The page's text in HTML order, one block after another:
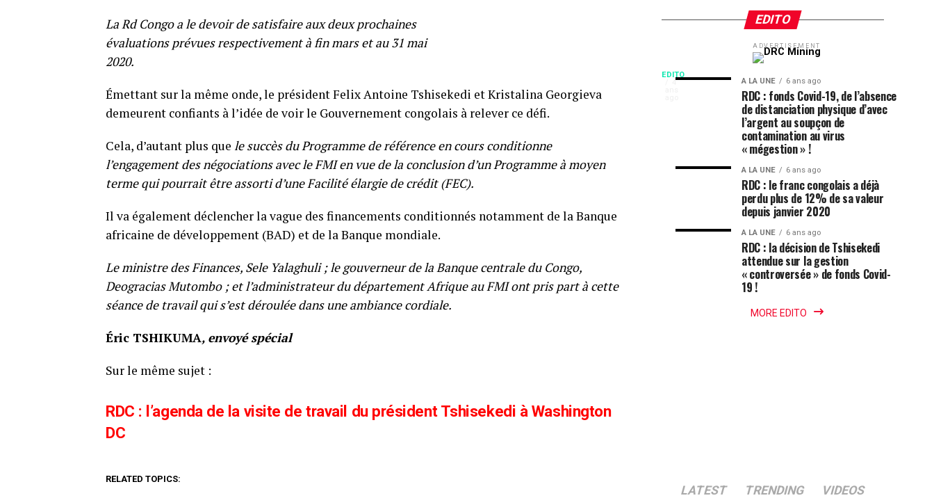
La Rd Congo a le devoir de satisfaire aux deux prochaines
évaluations prévues respectivement à fin mars et au 31 mai
2020.
Émettant sur la même onde, le président Felix Antoine Tshisekedi et Kristalina Georgieva
demeurent confiants à l’idée de voir le Gouvernement congolais à relever ce défi.
Cela, d’autant plus que le succès du Programme de référence en cours conditionne
l’engagement des négociations avec le FMI en vue de la conclusion d’un Programme à moyen
terme qui pourrait être assorti d’une Facilité élargie de crédit (FEC).
Il va également déclencher la vague des financements conditionnés notamment de la Banque
africaine de développement (BAD) et de la Banque mondiale.
Le ministre des Finances, Sele Yalaghuli ; le gouverneur de la Banque centrale du Congo,
Deogracias Mutombo ; et l’administrateur du département Afrique au FMI ont pris part à cette
séance de travail qui s’est déroulée dans une ambiance cordiale.
Éric TSHIKUMA, envoyé spécial
Sur le même sujet :
RDC : l’agenda de la visite de travail du président Tshisekedi à Washington
DC
RELATED TOPICS:
EDITO
EDITO
4
Les
Opportunités
d’Investissement
en
Congo
L’économie
6
ans
:
constitutionnelle
coeur
sein
6
ans
:
est-
lutte
ADVERTISEMENT
A LA UNE 6 ans ago
RDC : fonds Covid-19, de l’absence
de distanciation physique d’avec
l’argent au soupçon de
contamination au virus
« mégestion » !
A LA UNE 6 ans ago
RDC : le franc congolais a déjà
perdu plus de 12% de sa valeur
depuis janvier 2020
A LA UNE 6 ans ago
RDC : la décision de Tshisekedi
attendue sur la gestion
« controversée » de fonds Covid-
19 !
MORE EDITO
LATEST TRENDING VIDEOS